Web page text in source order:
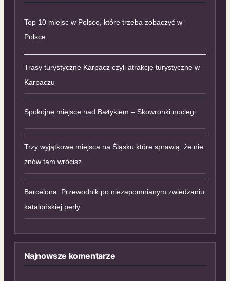
Top 10 miejsc w Polsce, które trzeba zobaczyć w
Polsce.
Trasy turystyczne Karpacz czyli atrakcje turystyczne w
Karpaczu
Spokojne miejsce nad Bałtykiem – Skowronki noclegi
Trzy wyjątkowe miejsca na Śląsku które sprawią, że nie
znów tam wrócisz.
Barcelona: Przewodnik po niezapomnianym zwiedzaniu
katalońskiej perły
Najnowsze komentarze